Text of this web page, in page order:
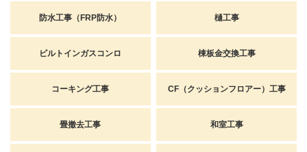
防水工事（FRP防水） 樋工事
ビルトインガスコンロ 棟板金交換工事
コーキング工事 CF（クッションフロアー）工事
畳撤去工事 和室工事